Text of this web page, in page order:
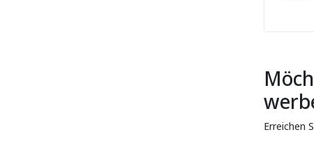
Erreichen